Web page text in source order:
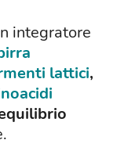
integratore
lattici,